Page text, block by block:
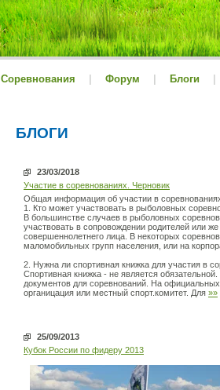
Соревнования Форум Блоги
БЛОГИ
23/03/2018
Участие в соревнованиях. Черновик
Общая информация об участии в
1. Кто может участвовать в рыболовных
В большинстве случаев в рыболовных
участвовать в сопровождении родителей или
совершеннолетнего лица. В некоторых
маломобильных групп населения, или на
2. Нужна ли спортивная книжка для участия в
Спортивная книжка - не является
документов для соревнований. На
органицация или местный спорт.комитет. Для »»
25/09/2013
Кубок России по фидеру 2013